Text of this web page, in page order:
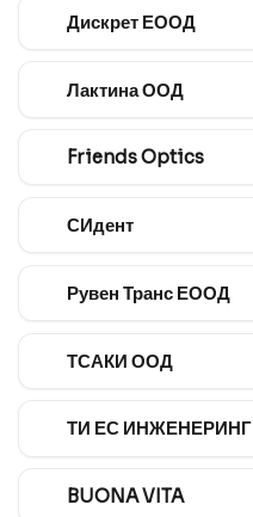
Дискрет ЕООД
Лактина ООД
Friends Optics
СИдент
Рувен Транс ЕООД
ТСАКИ ООД
ТИ ЕС ИНЖЕНЕРИНГ
BUONA VITA